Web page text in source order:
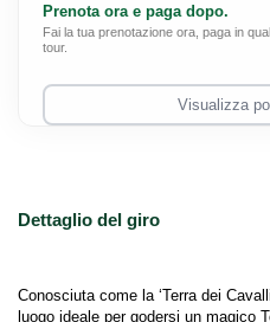
Dettaglio del giro
Conosciuta come la ‘Terra dei
luogo ideale per godersi un magico
Prenota ora e paga dopo.
Fai la tua prenotazione ora, paga in
tour.
Visualizza